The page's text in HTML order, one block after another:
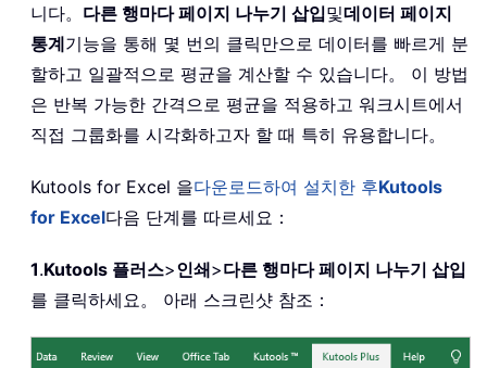
니다。 다른 행마다 페이지 나누기 삽입및데이터 페이지
통계기능을 통해 몇 번의 클릭만으로 데이터를 빠르게 분
할하고 일괄적으로 평균을 계산할 수 있습니다。 이 방법
은 반복 가능한 간격으로 평균을 적용하고 워크시트에서
직접 그룹화를 시각화하고자 할 때 특히 유용합니다。
Kutools for Excel 을다운로드하여 설치한 후Kutools
for Excel다음 단계를 따르세요：
1.Kutools 플러스>인쇄>다른 행마다 페이지 나누기 삽입
를 클릭하세요。 아래 스크린샷 참조：